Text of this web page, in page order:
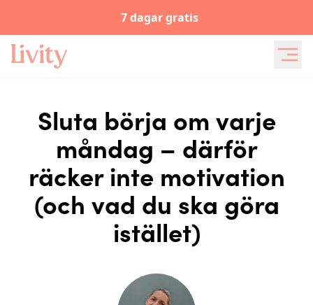
7 dagar gratis
Sluta börja om varje
måndag – därför
räcker inte motivation
(och vad du ska göra
istället)